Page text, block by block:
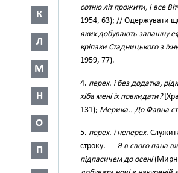
К
Л
М
Н
О
П
сотню літ прожити, І все
1954, 63); // Одержувати
яких добувають запашну
кріпаки Стадницького з
1959, 77).
4. перех. і без додатка,
хіба мені їх повкидати?
131); Мерика.. До Фавна
5. перех. і неперех.
строку. — Я в свого пана
підпасичем до осені